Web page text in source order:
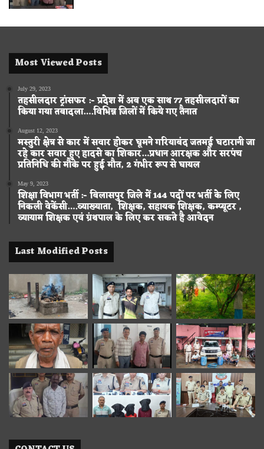
Most Viewed Posts
July 29, 2023
तहसीलदार ट्रांसफर :- प्रदेश में अब एक साथ 77 तहसीलदारों का
किया गया तबादला….विभिन्न जिलों में किये गए तैनात
August 12, 2023
मस्तुरी क्षेत्र से कार में सवार होकर घूमने गरियाबंद जतमई घटारानी जा
रहे कार सवार हुए हादसे का शिकार…प्रधान आरक्षक और सरपंच
प्रतिनिधि की मौके पर हुई मौत, 2 गंभीर रूप से घायल
May 9, 2023
शिक्षा विभाग भर्ती :- बिलासपुर जिले में 144 पदों पर भर्ती के लिए
निकली वेकेंसी….व्याख्याता, शिक्षक, सहायक शिक्षक, कम्प्यूटर ,
व्यायाम शिक्षक एवं ग्रंथपाल के लिए कर सकते है आवेदन
Last Modified Posts